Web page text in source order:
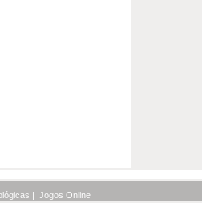
| Jogos Online